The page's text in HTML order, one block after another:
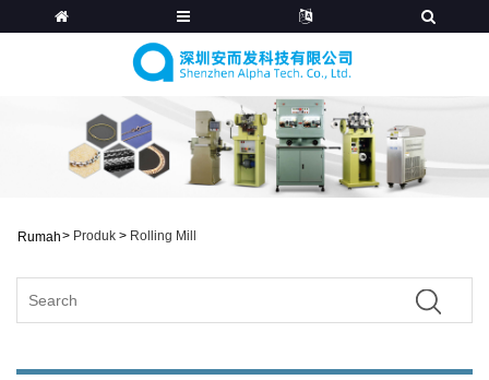
Rumah> Produk > Rolling Mill